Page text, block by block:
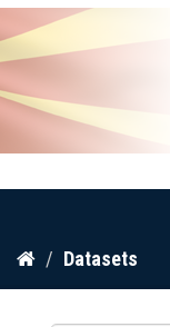
Skip
content
Datasets